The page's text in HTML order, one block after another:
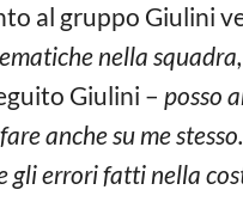
al gruppo Giulini
nella
Giulini – posso
anche su me
gli errori fatti nella